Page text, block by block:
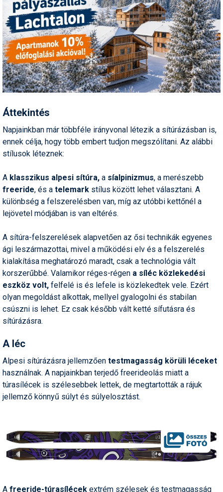
Humor
Hütte
Ingatlan
Interjúk
Játékok
Kerékpár
Korcsolya
Könyvajánló
Munkavállalás
Olvasnivaló
Portálinfo
Rajzok
Síbérletárak
Síbörze
Sífelszerelés
Sífutás
Síléc
Síruházat
Sítechnika
Áttekintés
Napjainkban már többféle irányvonal létezik a sítúrázásban is,
ennek célja, hogy több embert tudjon megszólítani. Az alábbi
stílusok léteznek:
A klasszikus alpesi sítúra, a síalpinizmus, a merészebb
freeride, és a telemark stílus között lehet választani. A
különbség a felszerelésben van, míg az utóbbi kettőnél a
lejövetel módjában is van eltérés.
A sítúra-felszerelések alapvetően az ősi technikák egyenes
ági leszármazottai, mivel a működési elv és a felszerelés
kialakítása meghatározó maradt, csak a technológia vált
korszerűbbé. Valamikor réges-régen a síléc közlekedési
eszköz volt, felfelé is és lefele is közlekedtek vele. Ezért
olyan megoldást alkottak, mellyel gyalogolni és stabilan
csúszni is lehet. Ez csak később vált ketté sífutásra és
sítúrázásra.
A léc
Alpesi sítúrázásra jellemzően testmagasság körüli léceket
használnak. A napjainkban terjedő freerideolás miatt a
túrasílécek is szélesebbek lettek, de megtartották a rájuk
jellemző könnyű súlyt és súlyelosztást.
A freeride-túrasílécek extrém szélesek és testmagasság